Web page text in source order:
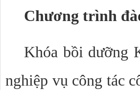
Chương trình
Khóa bồi dưỡng
nghiệp vụ công tác